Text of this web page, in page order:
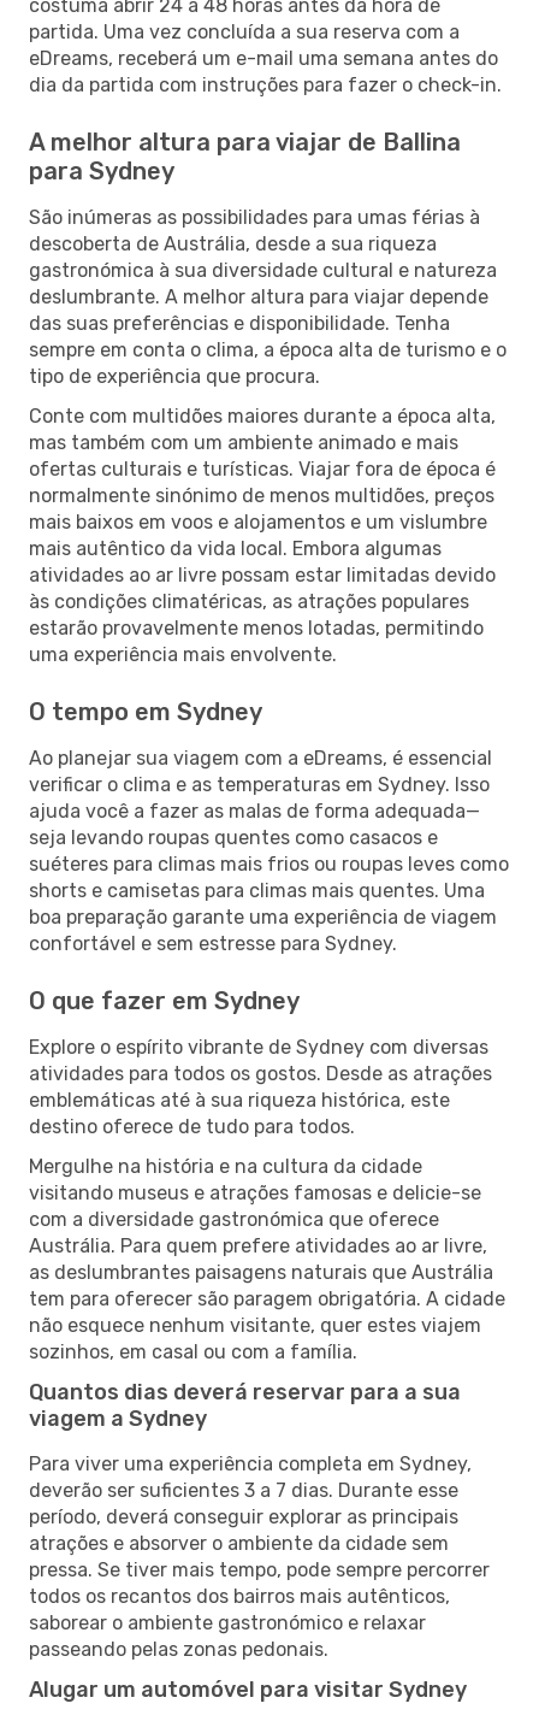
costuma abrir 24 a 48 horas antes da hora de
partida. Uma vez concluída a sua reserva com a
eDreams, receberá um e-mail uma semana antes do
dia da partida com instruções para fazer o check-in.
A melhor altura para viajar de Ballina
para Sydney
São inúmeras as possibilidades para umas férias à
descoberta de Austrália, desde a sua riqueza
gastronómica à sua diversidade cultural e natureza
deslumbrante. A melhor altura para viajar depende
das suas preferências e disponibilidade. Tenha
sempre em conta o clima, a época alta de turismo e o
tipo de experiência que procura.
Conte com multidões maiores durante a época alta,
mas também com um ambiente animado e mais
ofertas culturais e turísticas. Viajar fora de época é
normalmente sinónimo de menos multidões, preços
mais baixos em voos e alojamentos e um vislumbre
mais autêntico da vida local. Embora algumas
atividades ao ar livre possam estar limitadas devido
às condições climatéricas, as atrações populares
estarão provavelmente menos lotadas, permitindo
uma experiência mais envolvente.
O tempo em Sydney
Ao planejar sua viagem com a eDreams, é essencial
verificar o clima e as temperaturas em Sydney. Isso
ajuda você a fazer as malas de forma adequada—
seja levando roupas quentes como casacos e
suéteres para climas mais frios ou roupas leves como
shorts e camisetas para climas mais quentes. Uma
boa preparação garante uma experiência de viagem
confortável e sem estresse para Sydney.
O que fazer em Sydney
Explore o espírito vibrante de Sydney com diversas
atividades para todos os gostos. Desde as atrações
emblemáticas até à sua riqueza histórica, este
destino oferece de tudo para todos.
Mergulhe na história e na cultura da cidade
visitando museus e atrações famosas e delicie-se
com a diversidade gastronómica que oferece
Austrália. Para quem prefere atividades ao ar livre,
as deslumbrantes paisagens naturais que Austrália
tem para oferecer são paragem obrigatória. A cidade
não esquece nenhum visitante, quer estes viajem
sozinhos, em casal ou com a família.
Quantos dias deverá reservar para a sua
viagem a Sydney
Para viver uma experiência completa em Sydney,
deverão ser suficientes 3 a 7 dias. Durante esse
período, deverá conseguir explorar as principais
atrações e absorver o ambiente da cidade sem
pressa. Se tiver mais tempo, pode sempre percorrer
todos os recantos dos bairros mais autênticos,
saborear o ambiente gastronómico e relaxar
passeando pelas zonas pedonais.
Alugar um automóvel para visitar Sydney